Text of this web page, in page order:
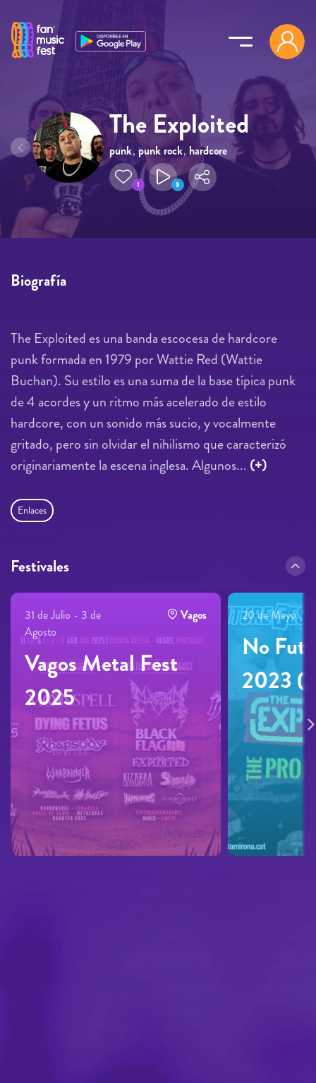
The Exploited
punk, punk rock, hardcore
1 8
Biografía
The Exploited es una banda escocesa de hardcore
punk formada en 1979 por Wattie Red (Wattie
Buchan). Su estilo es una suma de la base típica punk
de 4 acordes y un ritmo más acelerado de estilo
hardcore, con un sonido más sucio, y vocalmente
gritado, pero sin olvidar el nihilismo que caracterizó
originariamente la escena inglesa. Algunos... (+)
Enlaces
Festivales
31 de Julio - 3 de
Agosto
Vagos
Vagos Metal Fest
2025
20 de Mayo
No
2023